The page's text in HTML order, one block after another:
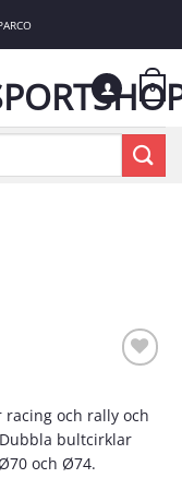
0
och rally och
bultcirklar
och Ø74.